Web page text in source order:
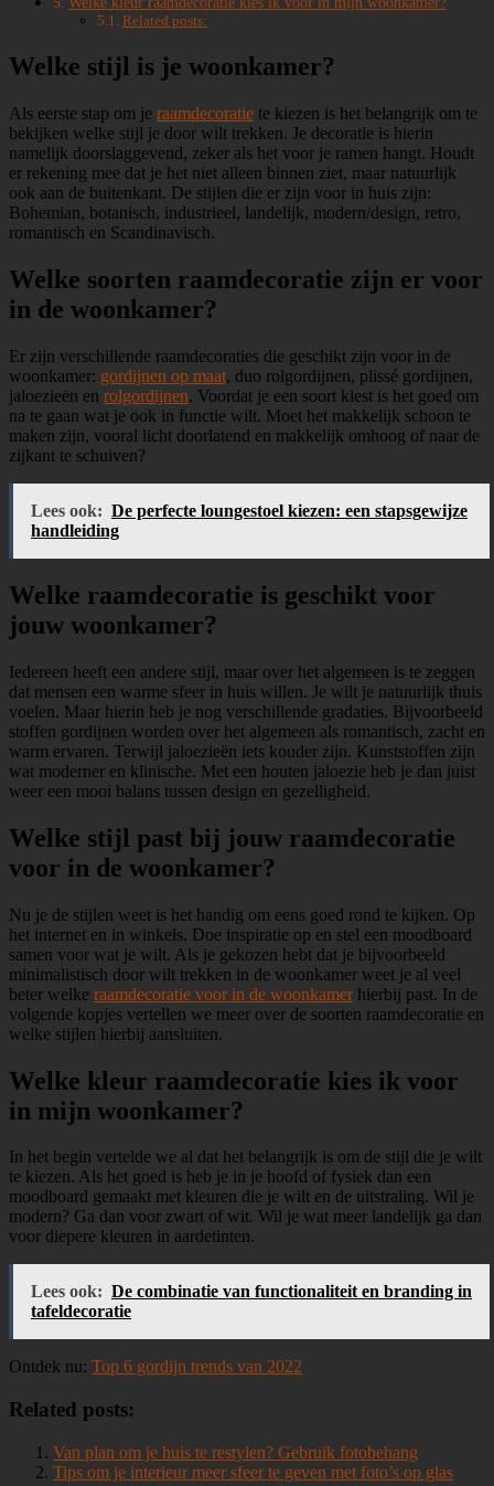
Related posts:
Welke stijl is je woonkamer?
Als eerste stap om je raamdecoratie te kiezen is het belangrijk om te
bekijken welke stijl je door wilt trekken. Je decoratie is hierin
namelijk doorslaggevend, zeker als het voor je ramen hangt. Houdt
er rekening mee dat je het niet alleen binnen ziet, maar natuurlijk
ook aan de buitenkant. De stijlen die er zijn voor in huis zijn:
Bohemian, botanisch, industrieel, landelijk, modern/design, retro,
romantisch en Scandinavisch.
Welke soorten raamdecoratie zijn er voor
in de woonkamer?
Er zijn verschillende raamdecoraties die geschikt zijn voor in de
woonkamer: gordijnen op maat, duo rolgordijnen, plissé gordijnen,
jaloezieën en rolgordijnen. Voordat je een soort kiest is het goed om
na te gaan wat je ook in functie wilt. Moet het makkelijk schoon te
maken zijn, vooral licht doorlatend en makkelijk omhoog of naar de
zijkant te schuiven?
Lees ook: De perfecte loungestoel kiezen: een stapsgewijze
handleiding
Welke raamdecoratie is geschikt voor
jouw woonkamer?
Iedereen heeft een andere stijl, maar over het algemeen is te zeggen
dat mensen een warme sfeer in huis willen. Je wilt je natuurlijk thuis
voelen. Maar hierin heb je nog verschillende gradaties. Bijvoorbeeld
stoffen gordijnen worden over het algemeen als romantisch, zacht en
warm ervaren. Terwijl jaloezieën iets kouder zijn. Kunststoffen zijn
wat moderner en klinische. Met een houten jaloezie heb je dan juist
weer een mooi balans tussen design en gezelligheid.
Welke stijl past bij jouw raamdecoratie
voor in de woonkamer?
Nu je de stijlen weet is het handig om eens goed rond te kijken. Op
het internet en in winkels. Doe inspiratie op en stel een moodboard
samen voor wat je wilt. Als je gekozen hebt dat je bijvoorbeeld
minimalistisch door wilt trekken in de woonkamer weet je al veel
beter welke raamdecoratie voor in de woonkamer hierbij past. In de
volgende kopjes vertellen we meer over de soorten raamdecoratie en
welke stijlen hierbij aansluiten.
Welke kleur raamdecoratie kies ik voor
in mijn woonkamer?
In het begin vertelde we al dat het belangrijk is om de stijl die je wilt
te kiezen. Als het goed is heb je in je hoofd of fysiek dan een
moodboard gemaakt met kleuren die je wilt en de uitstraling. Wil je
modern? Ga dan voor zwart of wit. Wil je wat meer landelijk ga dan
voor diepere kleuren in aardetinten.
Lees ook: De combinatie van functionaliteit en branding in
tafeldecoratie
Ontdek nu: Top 6 gordijn trends van 2022
Related posts:
Van plan om je huis te restylen? Gebruik fotobehang
Tips om je interieur meer sfeer te geven met foto’s op glas